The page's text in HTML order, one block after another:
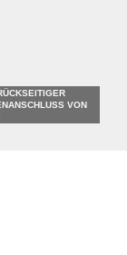
VON